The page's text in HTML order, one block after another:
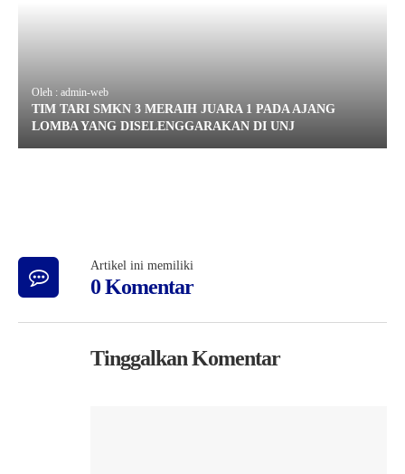
Oleh : admin-web
TIM TARI SMKN 3 MERAIH JUARA 1 PADA AJANG
LOMBA YANG DISELENGGARAKAN DI UNJ
Artikel ini memiliki
0 Komentar
Tinggalkan Komentar